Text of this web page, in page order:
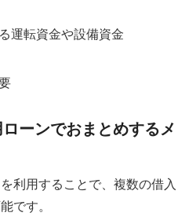
運転資金や設備資金
ーンでおまとめするメ
利用することで、複数の借入
です。